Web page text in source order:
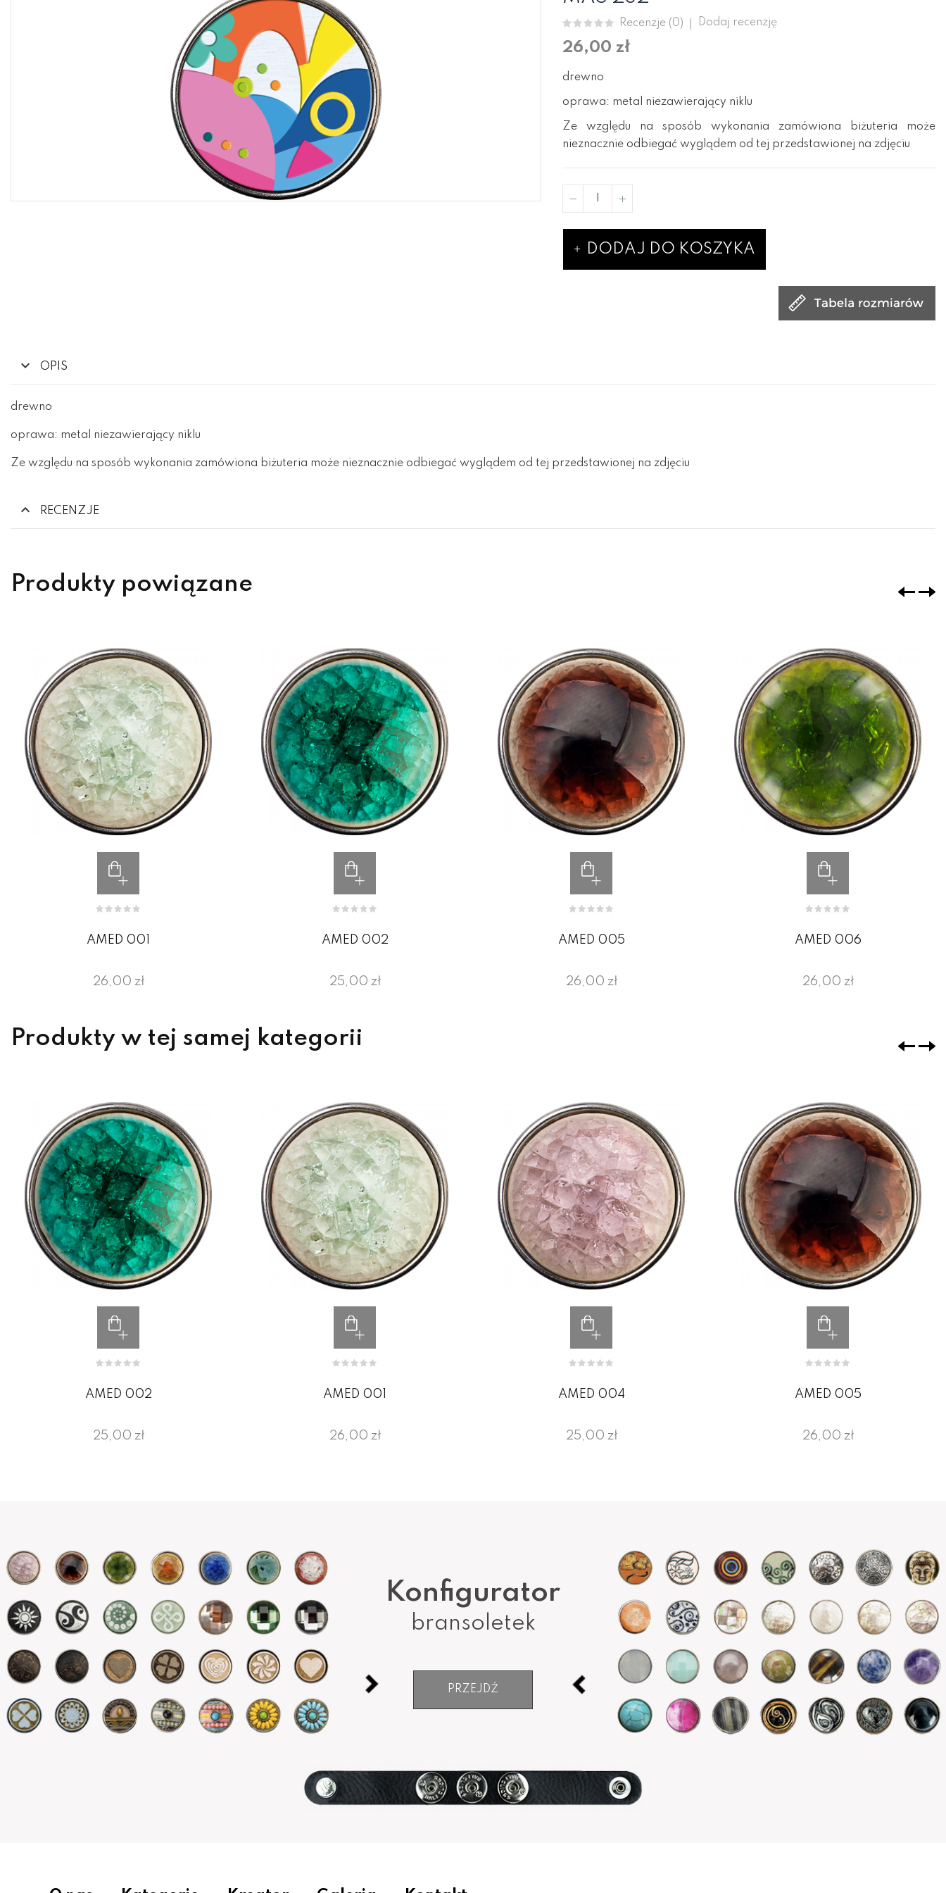
Recenzje (0) Dodaj recenzję
26,00 zł
drewno
oprawa: metal niezawierający niklu
Ze względu na sposób wykonania zamówiona biżuteria może
nieznacznie odbiegać wyglądem od tej przedstawionej na zdjęciu
DODAJ DO KOSZYKA
OPIS
drewno
oprawa: metal niezawierający niklu
Ze względu na sposób wykonania zamówiona biżuteria może nieznacznie odbiegać wyglądem od tej przedstawionej na zdjęciu
RECENZJE
Produkty powiązane
AMED 001
26,00 zł
AMED 002
25,00 zł
AMED 005
26,00 zł
AMED 006
26,00 zł
Produkty w tej samej kategorii
AMED 002
25,00 zł
AMED 001
26,00 zł
AMED 004
25,00 zł
AMED 005
26,00 zł
Konfigurator
bransoletek
PRZEJDŹ